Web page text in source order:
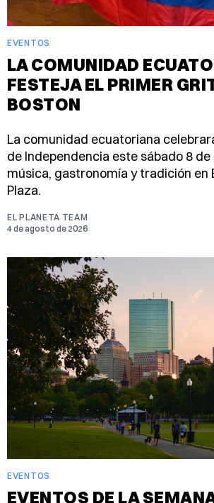
EVENTOS
LA COMUNIDAD
FESTEJA EL PRIMER
BOSTON
La comunidad ecuatoriana
de Independencia este sábado 8
música, gastronomía y tradición en
Plaza.
EL PLANETA TEAM
4 de agosto de 2026
EVENTOS
EVENTOS DE LA